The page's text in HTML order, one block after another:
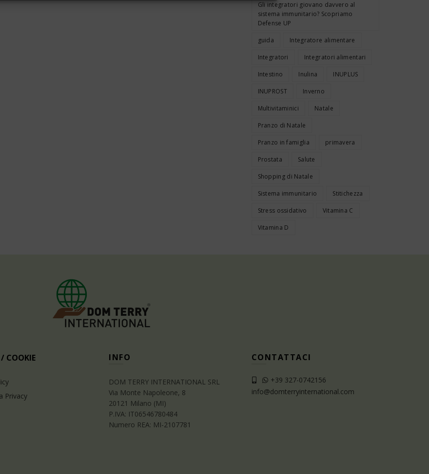
Gli integratori giovano davvero al
sistema immunitario? Scopriamo
Defense UP
guida Integratore alimentare
Integratori Integratori alimentari
Intestino Inulina INUPLUS
INUPROST Inverno
Multivitaminici Natale
Pranzo di Natale
Pranzo in famiglia primavera
Prostata Salute
Shopping di Natale
Sistema immunitario Stitichezza
Stress ossidativo Vitamina C
Vitamina D
COOKIE
Privacy
INFO
DOM TERRY INTERNATIONAL SRL
Via Monte Napoleone, 8
20121 Milano (MI)
P.IVA: IT06546780484
Numero REA: MI-2107781
CONTATTACI
+39 327-0742156
info@domterryinternational.com